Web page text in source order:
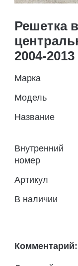
Решетка
2004-2013
Марка
Модель
Название
Внутренний
номер
Артикул
В наличии
Комментарий: